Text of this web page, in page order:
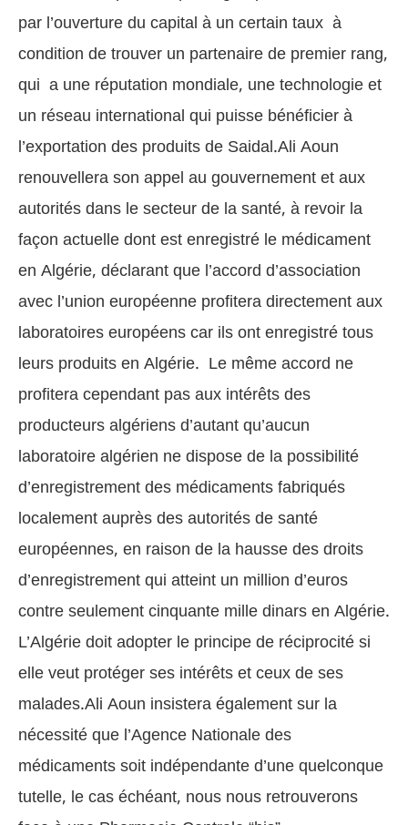
par l’ouverture du capital à un certain taux à
condition de trouver un partenaire de premier rang,
qui a une réputation mondiale, une technologie et
un réseau international qui puisse bénéficier à
l’exportation des produits de Saidal.Ali Aoun
renouvellera son appel au gouvernement et aux
autorités dans le secteur de la santé, à revoir la
façon actuelle dont est enregistré le médicament
en Algérie, déclarant que l’accord d’association
avec l’union européenne profitera directement aux
laboratoires européens car ils ont enregistré tous
leurs produits en Algérie. Le même accord ne
profitera cependant pas aux intérêts des
producteurs algériens d’autant qu’aucun
laboratoire algérien ne dispose de la possibilité
d’enregistrement des médicaments fabriqués
localement auprès des autorités de santé
européennes, en raison de la hausse des droits
d’enregistrement qui atteint un million d’euros
contre seulement cinquante mille dinars en Algérie.
L’Algérie doit adopter le principe de réciprocité si
elle veut protéger ses intérêts et ceux de ses
malades.Ali Aoun insistera également sur la
nécessité que l’Agence Nationale des
médicaments soit indépendante d’une quelconque
tutelle, le cas échéant, nous nous retrouverons